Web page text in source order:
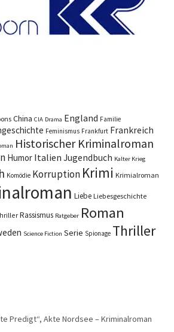
China CIA Drama England Familie
Feminismus Frankfurt Frankreich
Historischer Kriminalroman
Humor Italien Jugendbuch Kalter Krieg
Komödie Korruption Krimi Krimialroman
Liebe Liebesgeschichte
Rassismus Ratgeber Roman
Science Fiction Serie Spionage Thriller
Predigt“, Akte Nordsee – Kriminalroman